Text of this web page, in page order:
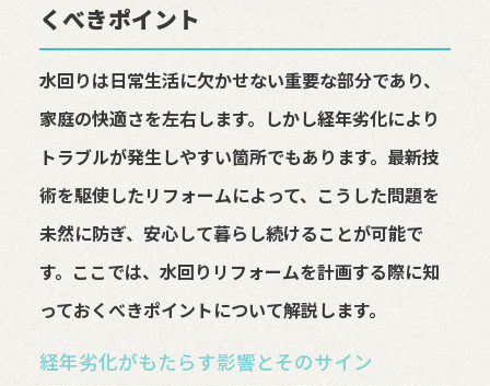
くべきポイント
水回りは日常生活に欠かせない重要な部分であり、
家庭の快適さを左右します。しかし経年劣化により
トラブルが発生しやすい箇所でもあります。最新技
術を駆使したリフォームによって、こうした問題を
未然に防ぎ、安心して暮らし続けることが可能で
す。ここでは、水回りリフォームを計画する際に知
っておくべきポイントについて解説します。
経年劣化がもたらす影響とそのサイン